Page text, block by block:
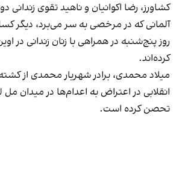
کشاورز، رضا اکوانیان و ناهید تقوی زندانی
آلمانی که در مرخصی به سر می‌برد، دیگر
روز پنج‌شنبه در همراهی با زنان زندانی در
کرده‌اند.
میلاد محمدی، برادر شهریار محمدی از
انقلابی در اعتراض به اعدام‌ها در میدان
تحصن کرده است.